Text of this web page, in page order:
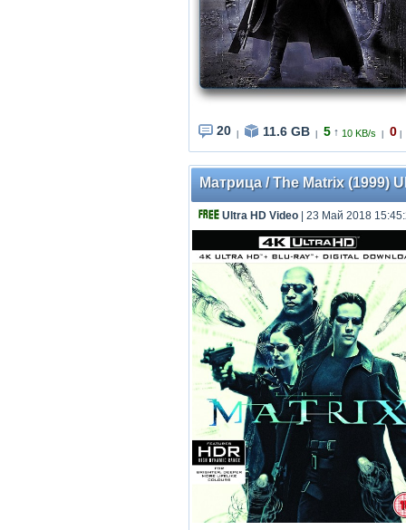
20 11.6 GB 5 ↑ 10 KB/s 0
Матрица / The Matrix (1999)
Ultra HD Video | 23 Май 2018